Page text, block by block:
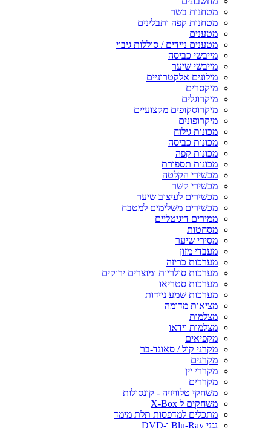
מטחנות בשר
מטחנות קפה ותבלינים
מטענים
מטענים ניידים / סוללות גיבוי
מייבשי כביסה
מייבשי שיער
מילונים אלקטרוניים
מיקסרים
מיקרוגלים
מיקרוסקופים מקצועיים
מיקרופונים
מכונות גילוח
מכונות כביסה
מכונות קפה
מכונות תספורת
מכשירי הקלטה
מכשירי קשר
מכשירים לעיצוב שיער
מכשירים משלימים למטבח
ממירים דיגיטליים
מסחטות
מסירי שיער
מעבדי מזון
מערכות כריזה
מערכות סולריות ומוצרים ירוקים
מערכות סטריאו
מערכות שמע ניידות
מציאות מדומה
מצלמות
מצלמות וידאו
מקפיאים
מקרני קול / סאונד-בר
מקרנים
מקררי יין
מקררים
משחקי טלוויזיה - קונסולות
משחקים ל X-Box
מתכלים למדפסות תלת מימד
נגני Blu-Ray ו-DVD